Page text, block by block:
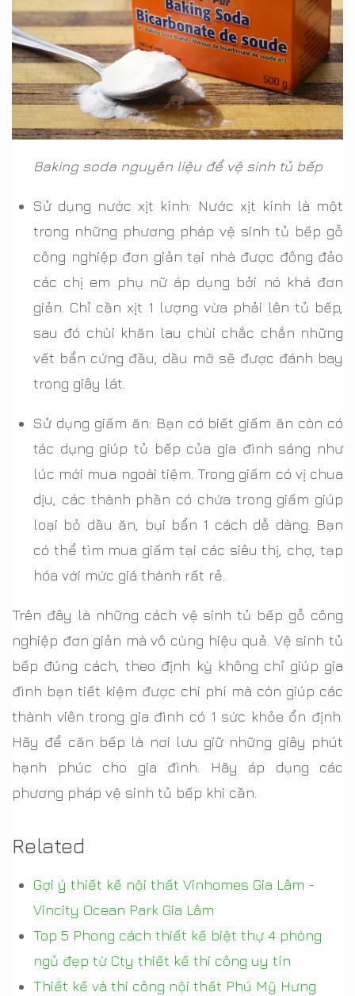
Baking soda nguyên liệu để vệ sinh tủ bếp
Sử dụng nước xịt kính: Nước xịt kính là một
trong những phương pháp vệ sinh tủ bếp gỗ
công nghiệp đơn giản tại nhà được đông đảo
các chị em phụ nữ áp dụng bởi nó khá đơn
giản. Chỉ cần xịt 1 lượng vừa phải lên tủ bếp,
sau đó chùi khăn lau chùi chắc chắn những
vết bẩn cứng đầu, dầu mỡ sẽ được đánh bay
trong giây lát.
Sử dụng giấm ăn: Bạn có biết giấm ăn còn có
tác dụng giúp tủ bếp của gia đình sáng như
lúc mới mua ngoài tiệm. Trong giấm có vị chua
dịu, các thành phần có chứa trong giấm giúp
loại bỏ dầu ăn, bụi bẩn 1 cách dễ dàng. Bạn
có thể tìm mua giấm tại các siêu thị, chợ, tạp
hóa với mức giá thành rất rẻ.
Trên đây là những cách vệ sinh tủ bếp gỗ công
nghiệp đơn giản mà vô cùng hiệu quả. Vệ sinh tủ
bếp đúng cách, theo định kỳ không chỉ giúp gia
đình bạn tiết kiệm được chi phí mà còn giúp các
thành viên trong gia đình có 1 sức khỏe ổn định.
Hãy để căn bếp là nơi lưu giữ những giây phút
hạnh phúc cho gia đình. Hãy áp dụng các
phương pháp vệ sinh tủ bếp khi cần.
Related
Gợi ý thiết kế nội thất Vinhomes Gia Lâm -
Vincity Ocean Park Gia Lâm
Top 5 Phong cách thiết kế biệt thự 4 phòng
ngủ đẹp từ Cty thiết kế thi công uy tín
Thiết kế và thi công nội thất Phú Mỹ Hưng